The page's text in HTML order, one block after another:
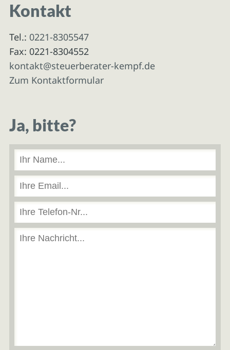
Kontakt
Tel.: 0221-8305547
Fax: 0221-8304552
kontakt@steuerberater-kempf.de
Zum Kontaktformular
Ja, bitte?